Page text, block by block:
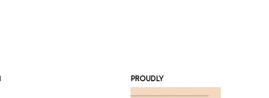
PROUDLY